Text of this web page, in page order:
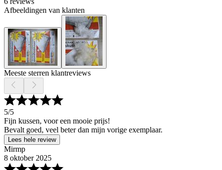
Afbeeldingen van klanten
Meeste sterren klantreviews
5/5
Fijn kussen, voor een mooie prijs!
Bevalt goed, veel beter dan mijn vorige exemplaar.
Lees hele review
Mirmp
8 oktober 2025